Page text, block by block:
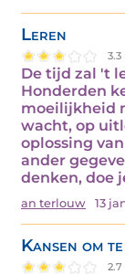
Leren
De tijd zal 't
Honderden
moeilijkheid
wacht, op
oplossing
ander
denken, doe
an terlouw 13
Kansen om